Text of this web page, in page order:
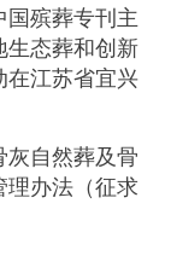
国殡葬专刊主
生态葬和创新
在江苏省宜兴
灰自然葬及骨
理办法（征求